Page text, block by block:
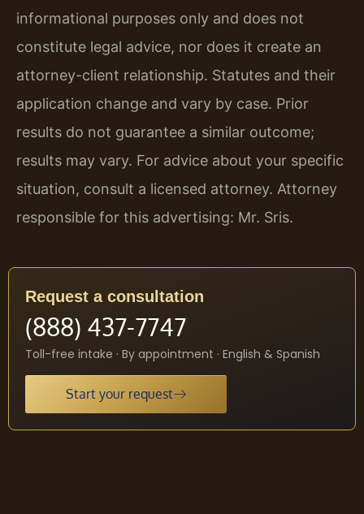
informational purposes only and does not
constitute legal advice, nor does it create an
attorney-client relationship. Statutes and their
application change and vary by case. Prior
results do not guarantee a similar outcome;
results may vary. For advice about your specific
situation, consult a licensed attorney. Attorney
responsible for this advertising: Mr. Sris.
Request a consultation
(888) 437-7747
Toll-free intake · By appointment · English & Spanish
Start your request